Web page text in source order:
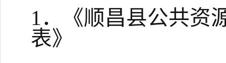
1．《顺昌县公共资
表》